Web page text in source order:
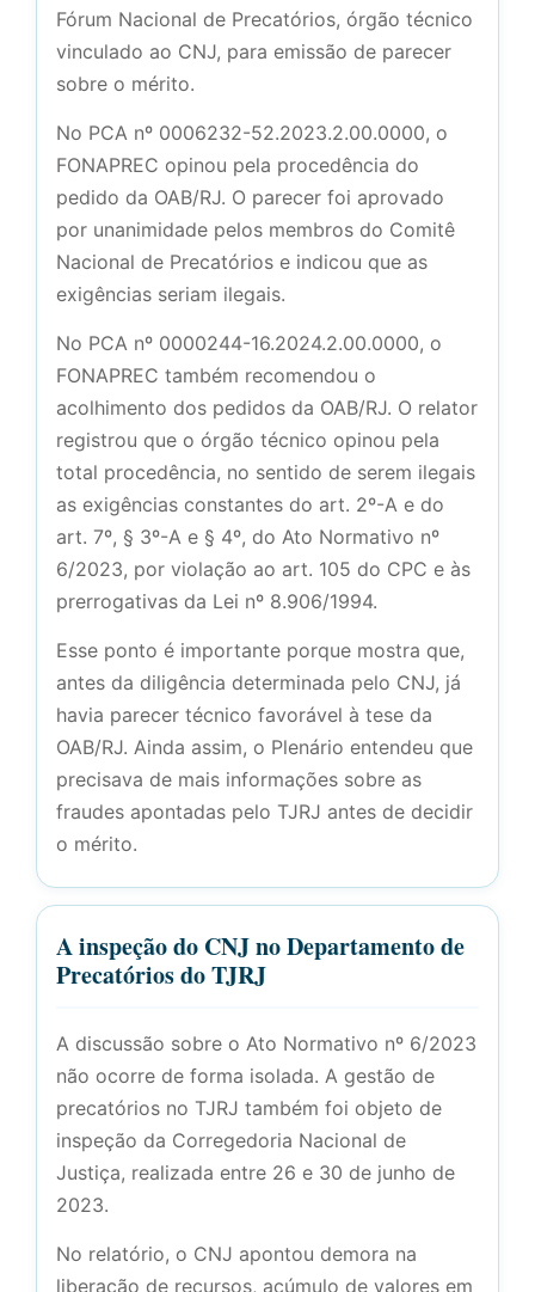
Fórum Nacional de Precatórios, órgão técnico
vinculado ao CNJ, para emissão de parecer
sobre o mérito.
No PCA nº 0006232-52.2023.2.00.0000, o
FONAPREC opinou pela procedência do
pedido da OAB/RJ. O parecer foi aprovado
por unanimidade pelos membros do Comitê
Nacional de Precatórios e indicou que as
exigências seriam ilegais.
No PCA nº 0000244-16.2024.2.00.0000, o
FONAPREC também recomendou o
acolhimento dos pedidos da OAB/RJ. O relator
registrou que o órgão técnico opinou pela
total procedência, no sentido de serem ilegais
as exigências constantes do art. 2º-A e do
art. 7º, § 3º-A e § 4º, do Ato Normativo nº
6/2023, por violação ao art. 105 do CPC e às
prerrogativas da Lei nº 8.906/1994.
Esse ponto é importante porque mostra que,
antes da diligência determinada pelo CNJ, já
havia parecer técnico favorável à tese da
OAB/RJ. Ainda assim, o Plenário entendeu que
precisava de mais informações sobre as
fraudes apontadas pelo TJRJ antes de decidir
o mérito.
A inspeção do CNJ no Departamento de
Precatórios do TJRJ
A discussão sobre o Ato Normativo nº 6/2023
não ocorre de forma isolada. A gestão de
precatórios no TJRJ também foi objeto de
inspeção da Corregedoria Nacional de
Justiça, realizada entre 26 e 30 de junho de
2023.
No relatório, o CNJ apontou demora na
liberação de recursos, acúmulo de valores em